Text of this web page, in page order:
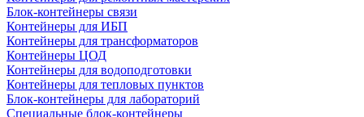
Блок-контейнеры связи
Контейнеры для ИБП
Контейнеры для трансформаторов
Контейнеры ЦОД
Контейнеры для водоподготовки
Контейнеры для тепловых пунктов
Блок-контейнеры для лабораторий
Специальные блок-контейнеры